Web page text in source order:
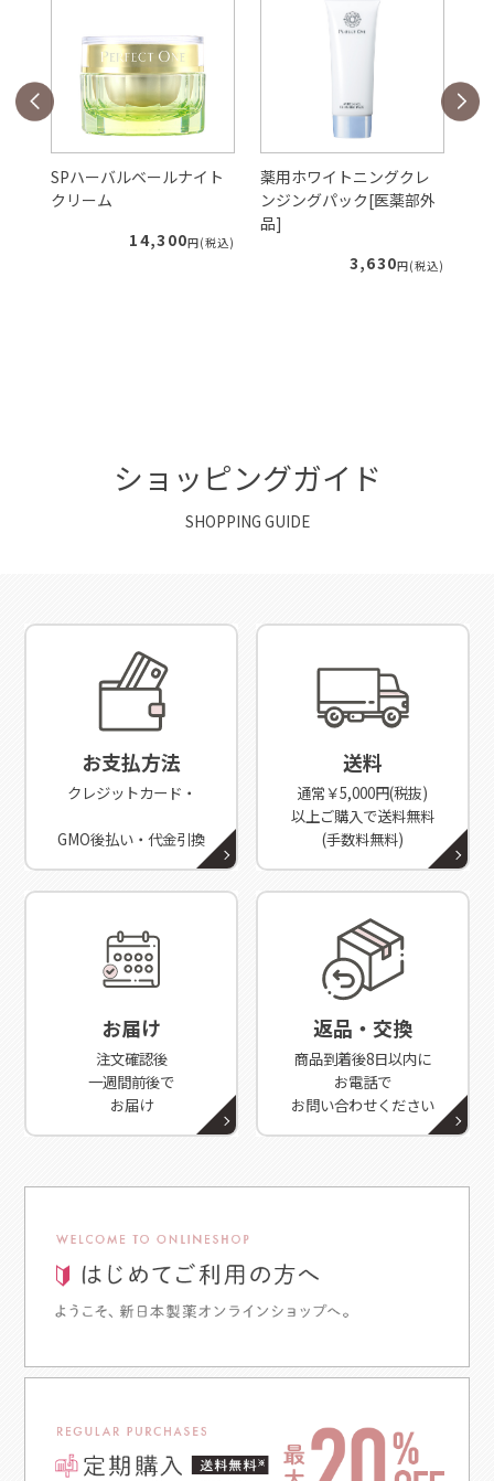
SPハーバルベールナイト
クリーム
14,300円(税込)
薬用ホワイトニングクレ
ンジングパック[医薬部外
品]
3,630円(税込)
ショッピングガイド
SHOPPING GUIDE
お支払方法
クレジットカード・
GMO後払い・代金引換
送料
通常￥5,000円(税抜)
以上ご購入で送料無料
(手数料無料)
お届け
注文確認後
一週間前後で
お届け
返品・交換
商品到着後8日以内に
お電話で
お問い合わせください